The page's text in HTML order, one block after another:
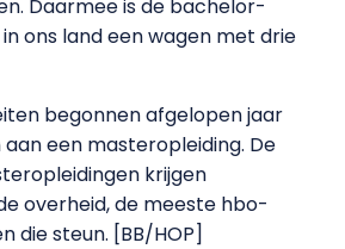
Daarmee is de bachelor-
ons land een wagen met drie
begonnen afgelopen jaar
aan een masteropleiding. De
krijgen
overheid, de meeste hbo-
die steun. [BB/HOP]